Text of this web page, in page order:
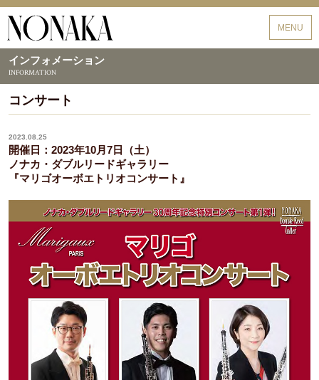
MENU
インフォメーション
INFORMATION
コンサート
2023.08.25
開催日：2023年10月7日（土）
ノナカ・ダブルリードギャラリー
『マリゴオーボエトリオコンサート』